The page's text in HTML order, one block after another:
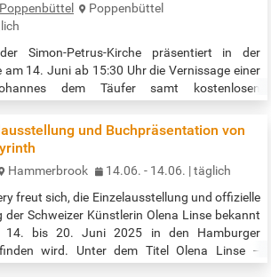
Poppenbüttel
Simon-Petrus-Kirche präsentiert in der
am 14. Juni ab 15:30 Uhr die Vernissage einer
dem Täufer samt kostenlosen
konzipiert wurde, weisen alle einen Bezug zu
auf und knüpfen so an den Vortrag "Johannes
Dr. Alexander Röder am 12.06. um 19 Uhr in
und Buchpräsentation von
Hammerbrook
14.06. - 14.06. | täglich
freut sich, die Einzelausstellung und offizielle
Schweizer Künstlerin Olena Linse bekannt
14. bis 20. Juni 2025 in den Hamburger
wird. Unter dem Titel Olena Linse –